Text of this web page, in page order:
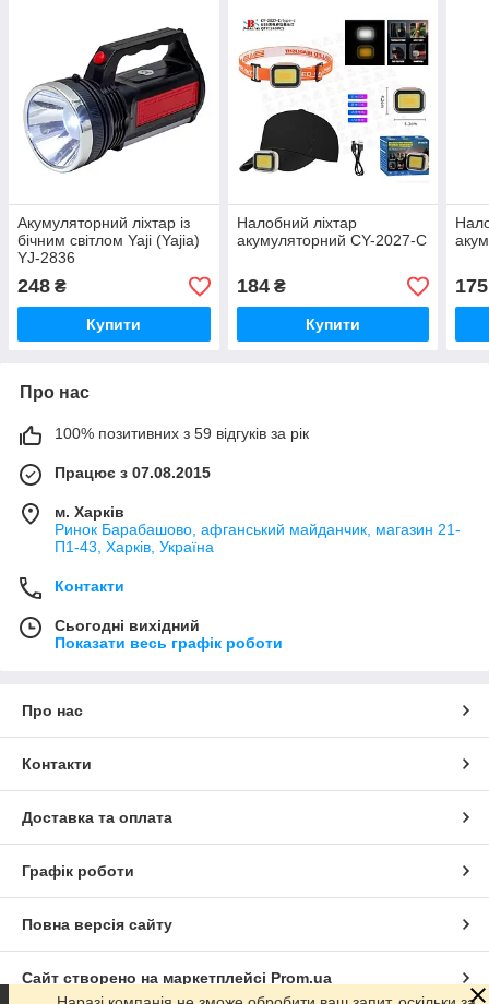
Акумуляторний ліхтар із
бічним світлом Yaji (Yajia)
YJ-2836
248 ₴
Купити
Налобний ліхтар
акумуляторний CY-2027-C
184₴
Купити
175
Про нас
100% позитивних з 59 відгуків за рік
Працює з 07.08.2015
м. Харків
Ринок Барабашово, афганський майданчик, магазин 21-
П1-43, Харків, Україна
Контакти
Сьогодні вихідний
Показати весь графік роботи
Про нас
Контакти
Доставка та оплата
Графік роботи
Повна версія сайту
Сайт створено на маркетплейсі Prom.ua